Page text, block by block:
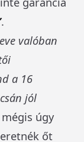
.
valóban
a 16
jól
úgy
őt